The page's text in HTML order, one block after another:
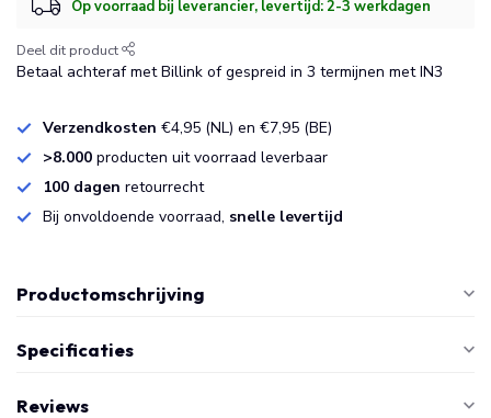
Op voorraad bij leverancier, levertijd: 2-3 werkdagen
Deel dit product
Betaal achteraf met Billink of gespreid in 3 termijnen met IN3
Verzendkosten €4,95 (NL) en €7,95 (BE)
>8.000 producten uit voorraad leverbaar
100 dagen retourrecht
Bij onvoldoende voorraad, snelle levertijd
Productomschrijving
Specificaties
Reviews